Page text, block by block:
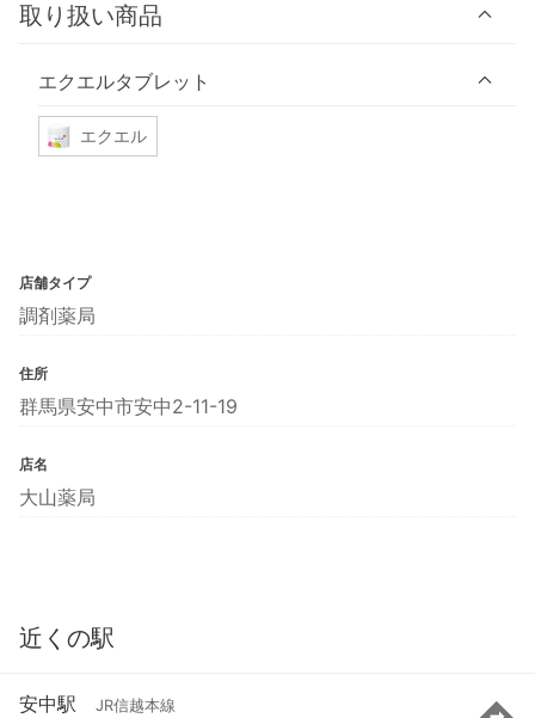
取り扱い商品
エクエルタブレット
エクエル
店舗タイプ
調剤薬局
住所
群馬県安中市安中2-11-19
店名
大山薬局
近くの駅
安中駅 JR信越本線